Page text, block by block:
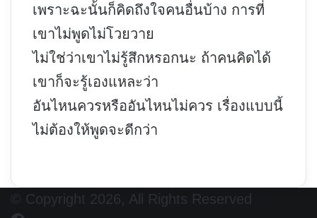
เพราะฉะนั้นก็คิดถึงใจคนอื่นบ้าง การที่
เขาไม่พูดไม่โวยวาย
ไม่ใช่ว่าเขาไม่รู้สึกหรอกนะ ถ้าคนคิดได้
เขาก็จะรู้เองแหละว่า
อันไหนควรหรืออันไหนไม่ควร เรื่องแบบนี้
ไม่ต้องให้พูดจะดีกว่า
© Copyright 2026, All Rights Reserved